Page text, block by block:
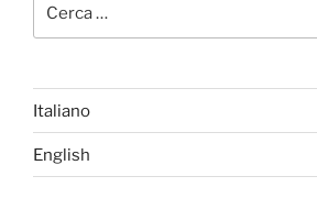
Italiano
English